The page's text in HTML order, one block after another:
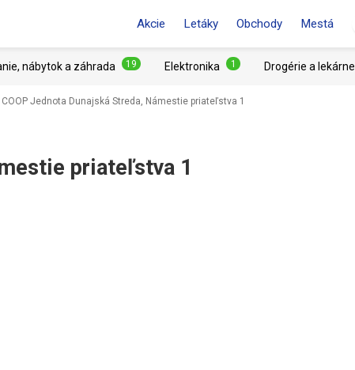
Akcie Letáky Obchody Mestá
nábytok a záhrada 19 Elektronika 1 Drogérie a lekárne
COOP Jednota Dunajská Streda, Námestie priateľstva 1
priateľstva 1